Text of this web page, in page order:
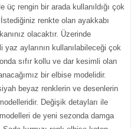
üç rengin bir arada kullanıldığı çok
renkte olan ayakkabı
olacaktır. Üzerinde
aylarının kullanılabileceği çok
sıfır kollu ve dar kesimli olan
bir elbise modelidir.
beyaz renklerin ve desenlerin
Değişik detayları ile
de yeni sezonda damga